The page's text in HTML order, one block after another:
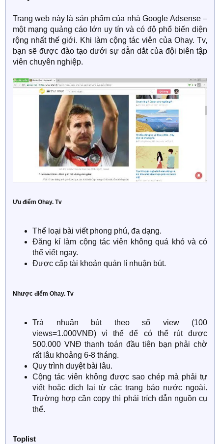
Trang web này là sản phẩm của nhà Google Adsense –
một mạng quảng cáo lớn uy tín và có độ phổ biến diện
rộng nhất thế giới. Khi làm cộng tác viên của Ohay. Tv,
bạn sẽ được đào tạo dưới sự dẫn dắt của đội biên tập
viên chuyên nghiệp.
Ưu điểm Ohay. Tv
Thể loại bài viết phong phú, đa dạng.
Đăng kí làm cộng tác viên không quá khó và có
thể viết ngay.
Được cấp tài khoản quản lí nhuận bút.
Nhược điểm Ohay. Tv
Trả nhuận bút theo số view (100
views=1.000VNĐ) vì thế để có thể rút được
500.000 VNĐ thanh toán đầu tiên bạn phải chờ
rất lâu khoảng 6-8 tháng.
Quy trình duyệt bài lâu.
Cộng tác viên không được sao chép mà phải tự
viết hoặc dịch lại từ các trang báo nước ngoài.
Trường hợp cần copy thì phải trích dẫn nguồn cụ
thể.
Toplist